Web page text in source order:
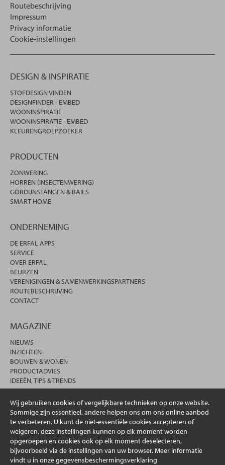
Wij gebruiken cookies of vergelijkbare technieken op onze website.
Sommige zijn essentieel, andere helpen ons om ons online aanbod
te verbeteren. U kunt de niet-essentiële cookies accepteren of
weigeren, deze instellingen kunnen op elk moment worden
opgeroepen en cookies ook op elk moment deselecteren,
bijvoorbeeld via de instellingen van uw browser. Meer informatie
vindt u in onze gegevensbeschermingsverklaring
Routebeschrijving
Impressum
Privacy informatie
Cookie-instellingen
DESIGN & INSPIRATIE
STOFDESIGN VINDEN
DESIGNFINDER - EMBED
WOONINSPIRATIE
WOONINSPIRATIE - EMBED
KLEURENGROEPZOEKER
PRODUCTEN
ZONWERING
HORREN (INSECTENWERING)
GORDIJNSTANGEN & RAILS
SMART HOME
ONDERNEMING
DE ERFAL APPS
SERVICE
OVER ERFAL
BEURZEN
VERENIGINGEN & SAMENWERKINGSPARTNERS
ROUTEBESCHRIJVING
CONTACT
MAGAZINE
NIEUWS
INZICHTEN
BOUWEN & WONEN
PRODUCTADVIES
IDEEËN, TIPS & TRENDS